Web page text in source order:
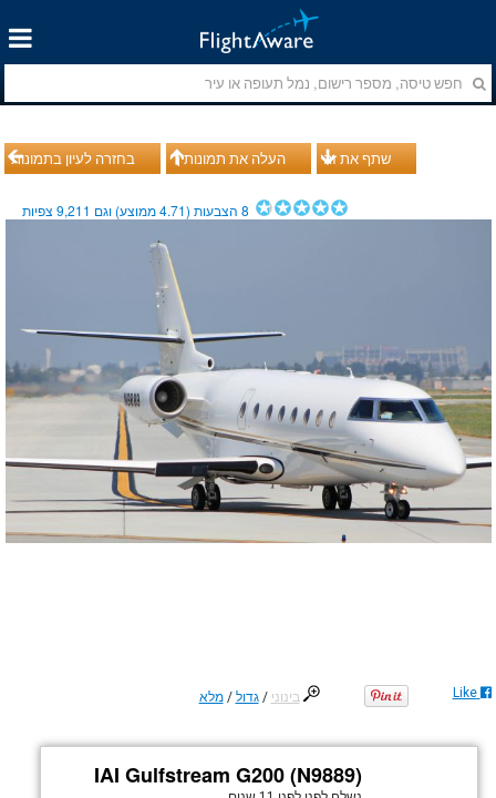
בחזרה לעיון בתמונות העלה את תמונותיך שתף את זה
8הצבעות (4.71ממוצע) וגם 9,211צפיות
בינוני /גדול /מלא Like
IAI Gulfstream G200 (N9889)